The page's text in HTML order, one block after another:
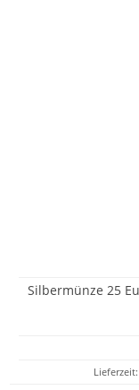
Silbermünze 25
Lieferzeit: